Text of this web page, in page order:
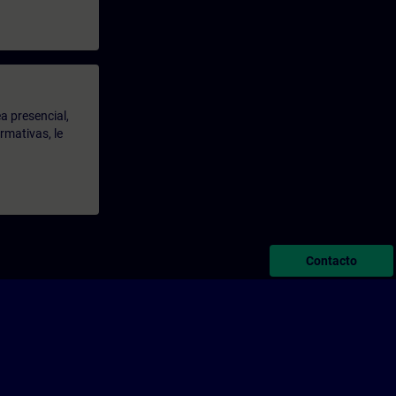
presencial,
le
Contacto